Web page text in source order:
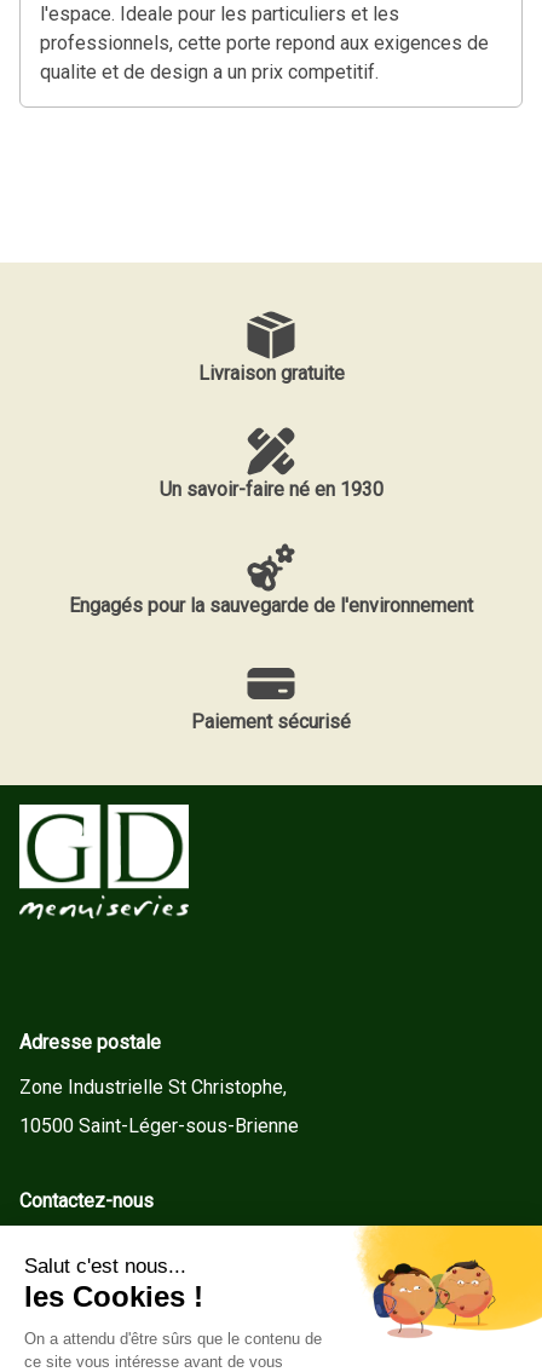
l'espace. Ideale pour les particuliers et les
professionnels, cette porte repond aux exigences de
qualite et de design a un prix competitif.
Livraison gratuite
Un savoir-faire né en 1930
Engagés pour la sauvegarde de l'environnement
Paiement sécurisé
Adresse postale
Zone Industrielle St Christophe,
10500 Saint-Léger-sous-Brienne
Contactez-nous
Tel : +33(0)3 25 92 78 60
Service client